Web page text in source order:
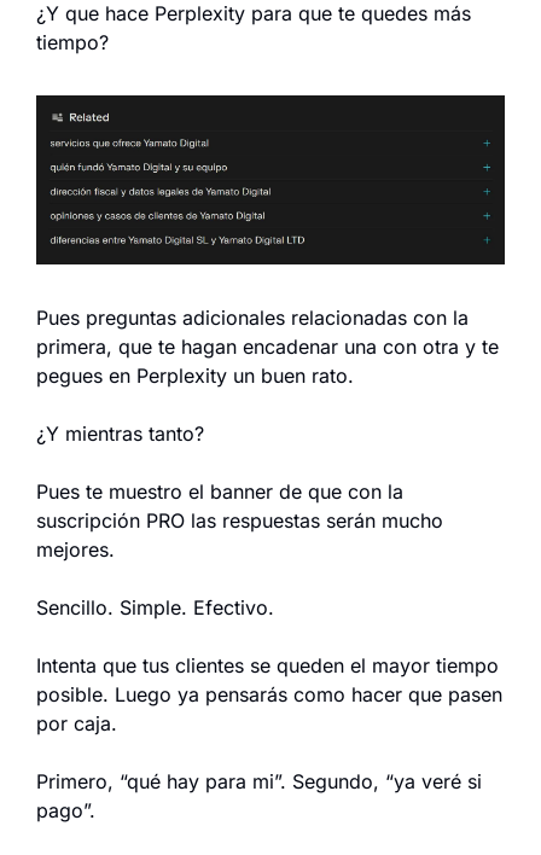
¿Y que hace Perplexity para que te quedes más
tiempo?
Pues preguntas adicionales relacionadas con la
primera, que te hagan encadenar una con otra y te
pegues en Perplexity un buen rato.
¿Y mientras tanto?
Pues te muestro el banner de que con la
suscripción PRO las respuestas serán mucho
mejores.
Sencillo. Simple. Efectivo.
Intenta que tus clientes se queden el mayor tiempo
posible. Luego ya pensarás como hacer que pasen
por caja.
Primero, “qué hay para mi”. Segundo, “ya veré si
pago”.